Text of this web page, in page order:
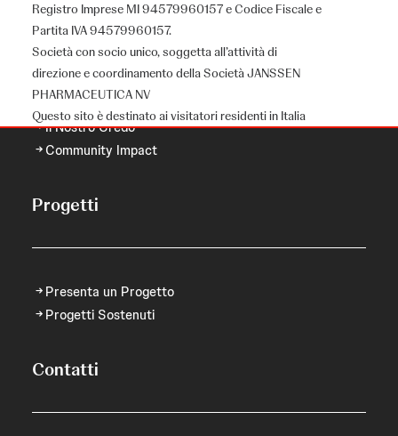
Registro Imprese MI 94579960157 e Codice Fiscale e
Partita IVA 94579960157.
Società con socio unico, soggetta all’attività di
direzione e coordinamento della Società JANSSEN
PHARMACEUTICA NV
Questo sito è destinato ai visitatori residenti in Italia
Chi siamo
Il Gruppo J&J
Il Nostro Credo
Community Impact
Progetti
Presenta un Progetto
Progetti Sostenuti
Contatti